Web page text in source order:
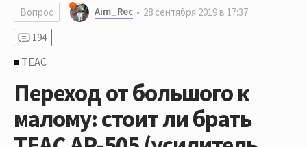
Вопрос Aim_Rec
28 сентября 2019 в 17:37
194
TEAC
Переход от большого к
малому: стоит ли брать